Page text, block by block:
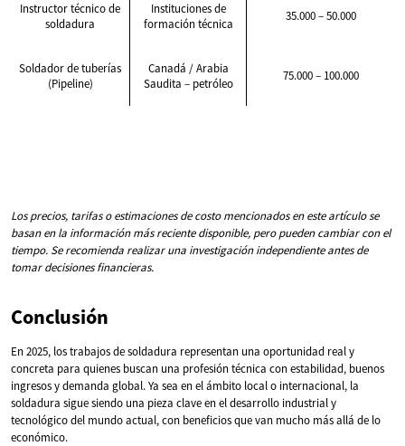
Instructor técnico de
soldadura
Instituciones de
formación técnica
35.000 – 50.000
Soldador de tuberías
(Pipeline)
Canadá / Arabia
Saudita – petróleo
75.000 – 100.000
Los precios, tarifas o estimaciones de costo mencionados en este artículo se
basan en la información más reciente disponible, pero pueden cambiar con el
tiempo. Se recomienda realizar una investigación independiente antes de
tomar decisiones financieras.
Conclusión
En 2025, los trabajos de soldadura representan una oportunidad real y
concreta para quienes buscan una profesión técnica con estabilidad, buenos
ingresos y demanda global. Ya sea en el ámbito local o internacional, la
soldadura sigue siendo una pieza clave en el desarrollo industrial y
tecnológico del mundo actual, con beneficios que van mucho más allá de lo
económico.